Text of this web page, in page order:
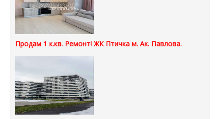
Продам 1 к.кв. Ремонт! ЖК Птичка м. Ак. Павлова.